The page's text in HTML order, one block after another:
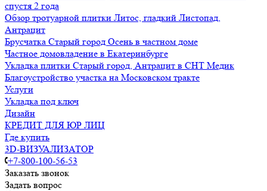
спустя 2 года
Обзор тротуарной плитки Литос, гладкий Листопад,
Антрацит
Брусчатка Старый город Осень в частном доме
Частное домовладение в Екатеринбурге
Укладка плитки Старый город, Антрацит в СНТ Медик
Благоустройство участка на Московском тракте
Услуги
Укладка под ключ
Дизайн
КРЕДИТ ДЛЯ ЮР ЛИЦ
Где купить
3D-ВИЗУАЛИЗАТОР
+7-800-100-56-53
Заказать звонок
Задать вопрос